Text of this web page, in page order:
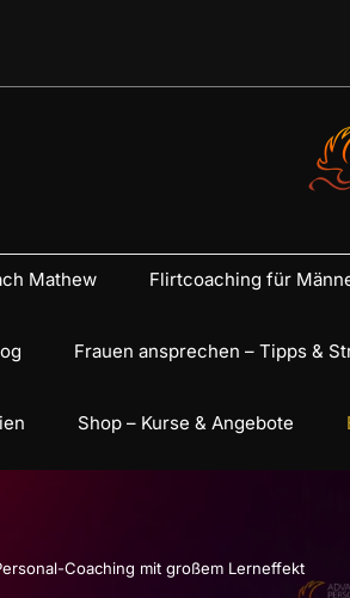
Mathew Flirtcoaching für
Frauen ansprechen – Tipps &
Shop – Kurse & Angebote
Coaching mit großem Lerneffekt